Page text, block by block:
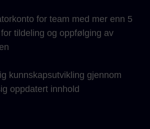
for team med mer enn 5
tildeling og oppfølging av
kunnskapsutvikling gjennom
oppdatert innhold